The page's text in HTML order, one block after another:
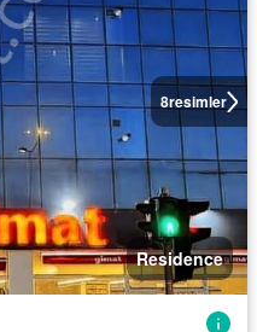
8resimler
Residence